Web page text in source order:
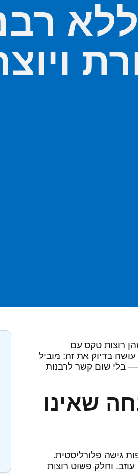
רוצות טקס עם
בדיוק את זה: מוביל
— בלי שום קשר לרבנות
שאינו
גישה פלורליסטית.
וחלק פשוט רוצות